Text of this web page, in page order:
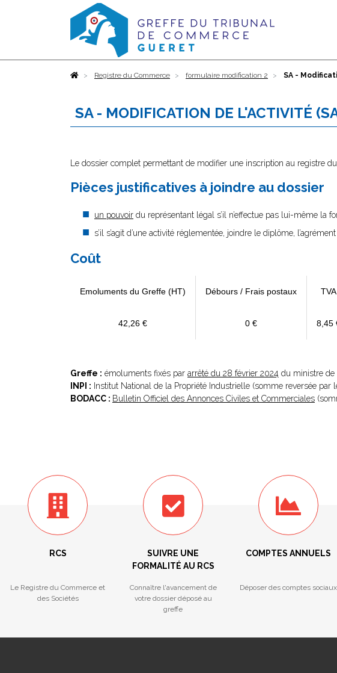
AccueilRegistre du Commerce formulaire modification 2 SA -
SA - MODIFICATION DE L'ACTIVITÉ
Le dossier complet permettant de modifier une inscription au registre
Pièces justificatives à joindre au dossier
un pouvoir du représentant légal s’il n’effectue pas lui-même la
s’il s’agit d’une activité réglementée, joindre le diplôme,
Coût
Emoluments du Greffe (HT) Débours / Frais postaux TVA
42,26 € 0 € 8,45
Greffe : émoluments fixés par arrêté du 28 février 2024 du ministre de
INPI : Institut National de la Propriété Industrielle (somme reversée par
BODACC : Bulletin Officiel des Annonces Civiles et Commerciales
RCS
Le Registre du Commerce et
des Sociétés
SUIVRE UNE
FORMALITÉ AU RCS
Connaître l'avancement de
votre dossier déposé au
greffe
COMPTES ANNUELS
Déposer des comptes sociaux